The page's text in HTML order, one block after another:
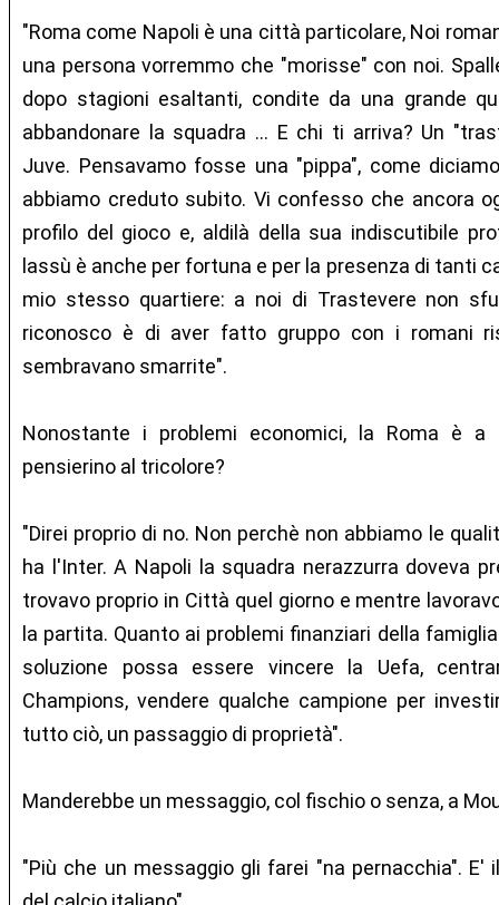
"Roma come Napoli è una città particolare, Noi
una persona vorremmo che "morisse" con noi.
dopo stagioni esaltanti, condite da una grande
abbandonare la squadra … E chi ti arriva? Un
Juve. Pensavamo fosse una "pippa", come
abbiamo creduto subito. Vi confesso che ancora
profilo del gioco e, aldilà della sua indiscutibile
lassù è anche per fortuna e per la presenza di tanti
mio stesso quartiere: a noi di Trastevere non
riconosco è di aver fatto gruppo con i romani
sembravano smarrite".
Nonostante i problemi economici, la Roma è a
pensierino al tricolore?
"Direi proprio di no. Non perchè non abbiamo le
ha l'Inter. A Napoli la squadra nerazzurra doveva
trovavo proprio in Città quel giorno e mentre
la partita. Quanto ai problemi finanziari della
soluzione possa essere vincere la Uefa,
Champions, vendere qualche campione per
tutto ciò, un passaggio di proprietà".
Manderebbe un messaggio, col fischio o senza, a
"Più che un messaggio gli farei "na pernacchia". E'